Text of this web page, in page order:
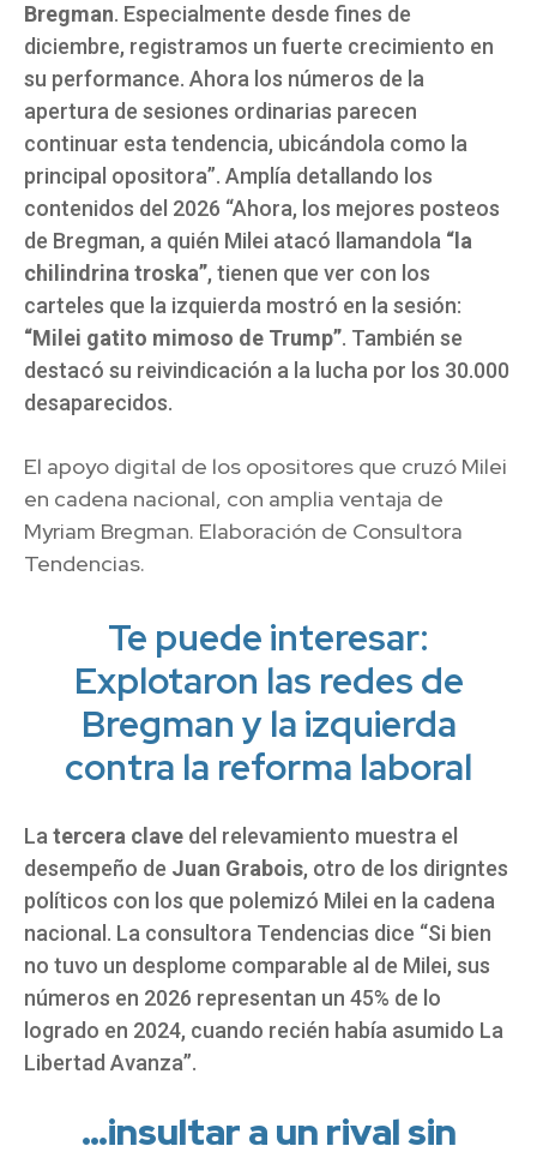
Bregman. Especialmente desde fines de
diciembre, registramos un fuerte crecimiento en
su performance. Ahora los números de la
apertura de sesiones ordinarias parecen
continuar esta tendencia, ubicándola como la
principal opositora”. Amplía detallando los
contenidos del 2026 “Ahora, los mejores posteos
de Bregman, a quién Milei atacó llamandola “la
chilindrina troska”, tienen que ver con los
carteles que la izquierda mostró en la sesión:
“Milei gatito mimoso de Trump”. También se
destacó su reivindicación a la lucha por los 30.000
desaparecidos.
El apoyo digital de los opositores que cruzó Milei
en cadena nacional, con amplia ventaja de
Myriam Bregman. Elaboración de Consultora
Tendencias.
Te puede interesar:
Explotaron las redes de
Bregman y la izquierda
contra la reforma laboral
Latercera clave del relevamiento muestra el
desempeño de Juan Grabois, otro de los dirigntes
políticos con los que polemizó Milei en la cadena
nacional. La consultora Tendencias dice “Si bien
no tuvo un desplome comparable al de Milei, sus
números en 2026 representan un 45% de lo
logrado en 2024, cuando recién había asumido La
Libertad Avanza”.
…insultar a un rival sin